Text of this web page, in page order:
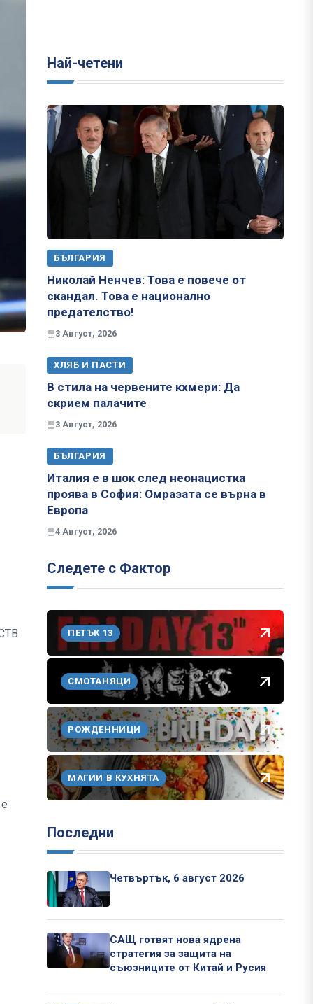
Най-четени
БЪЛГАРИЯ
Николай Ненчев: Това е повече от
скандал. Това е национално
предателство!
3 Август, 2026
ХЛЯБ И ПАСТИ
В стила на червените кхмери: Да
скрием палачите
3 Август, 2026
БЪЛГАРИЯ
Италия е в шок след неонацистка
проява в София: Омразата се върна в
Европа
4 Август, 2026
Следете с Фактор
ПЕТЪК 13
СМОТАНЯЦИ
РОЖДЕННИЦИ
МАГИИ В КУХНЯТА
Последни
Четвъртък, 6 август 2026
САЩ готвят нова ядрена
стратегия за защита на
съюзниците от Китай и Русия